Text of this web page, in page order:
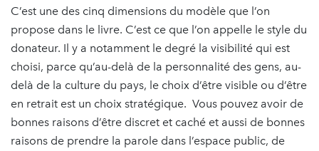
C’est une des cinq dimensions du modèle que l’on
propose dans le livre. C’est ce que l’on appelle le style du
donateur. Il y a notamment le degré la visibilité qui est
choisi, parce qu’au-delà de la personnalité des gens, au-
delà de la culture du pays, le choix d’être visible ou d’être
en retrait est un choix stratégique. Vous pouvez avoir de
bonnes raisons d’être discret et caché et aussi de bonnes
raisons de prendre la parole dans l’espace public, de